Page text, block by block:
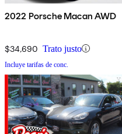
2022 Porsche Macan AWD
$34,690 Trato justo
Incluye tarifas de conc.